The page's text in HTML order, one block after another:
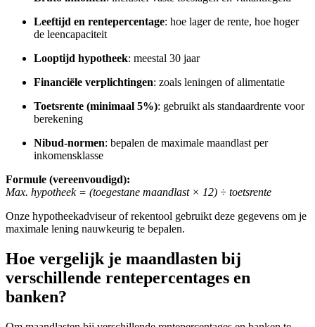
Leeftijd en rentepercentage: hoe lager de rente, hoe hoger
de leencapaciteit
Looptijd hypotheek: meestal 30 jaar
Financiële verplichtingen: zoals leningen of alimentatie
Toetsrente (minimaal 5%): gebruikt als standaardrente voor
berekening
Nibud-normen: bepalen de maximale maandlast per
inkomensklasse
Formule (vereenvoudigd):
Max. hypotheek = (toegestane maandlast × 12) ÷ toetsrente
Onze hypotheekadviseur of rekentool gebruikt deze gegevens om je
maximale lening nauwkeurig te bepalen.
Hoe vergelijk je maandlasten bij
verschillende rentepercentages en
banken?